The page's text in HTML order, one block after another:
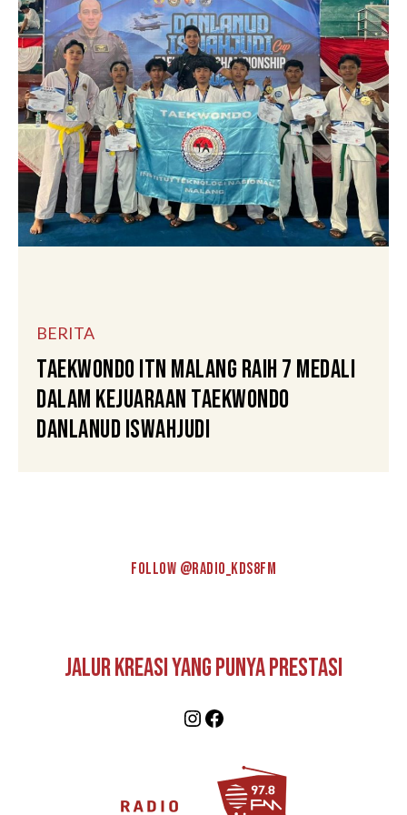
BERITA
Taekwondo ITN Malang Raih 7 Medali
Dalam Kejuaraan Taekwondo
Danlanud Iswahjudi
FOLLOW @RADIO_KDS8FM
Jalur Kreasi Yang Punya Prestasi
Instagram
Facebook